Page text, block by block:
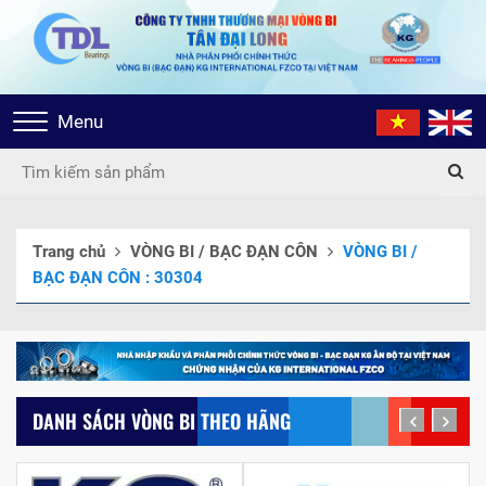
Toggle
navigation
Menu
Trang chủ VÒNG BI / BẠC ĐẠN CÔN
VÒNG BI /
BẠC ĐẠN CÔN : 30304
DANH SÁCH VÒNG BI THEO HÃNG prev next